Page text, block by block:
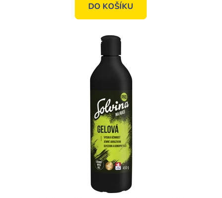
DO KOŠÍKU